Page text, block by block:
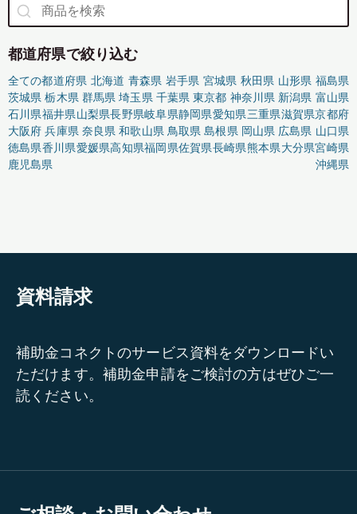
都道府県で絞り込む
全ての都道府県 北海道 青森県 岩手県 宮城県 秋田県 山形県 福島県
茨城県 栃木県 群馬県 埼玉県 千葉県 東京都 神奈川県 新潟県 富山県
石川県福井県山梨県長野県岐阜県静岡県愛知県三重県滋賀県京都府
大阪府 兵庫県 奈良県 和歌山県 鳥取県 島根県 岡山県 広島県 山口県
徳島県香川県愛媛県高知県福岡県佐賀県長崎県熊本県大分県宮崎県
鹿児島県
沖縄県
資料請求
補助金コネクトのサービス資料をダウンロードい
ただけます。補助金申請をご検討の方はぜひご一
読ください。